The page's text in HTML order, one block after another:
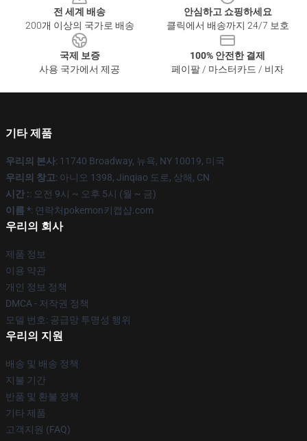
전 세계 배송
200개 이상의 국가로 배송
안심하고 쇼핑하세요
클릭에서 배송까지 24/7 보호
국제 보증
사용 국가에서 제공
100% 안전한 결제
페이팔 / 마스터카드 / 비자
기타 제품
우리의 본사: 11740 Broadway, 뉴욕, NY 10019, 미국
우리의 창고: 아니오 1398, Jinqiao 도로, 상해, CN
시간 :: 오전 9시 ~ 오후 5시 (월 ~ 금)
이름 *: 연락처pokemon키캡샵.com
우리의 회사
제품 정보
이용 약관
개인 정보 정책
DMCA - 저작권 정책
모델 번호: 공급망 투명성 행위
우리의 지원
배송 및 배송 정책
지불 기간
반품 및 환불 정책
기타 제품
고객지원 (FAQ)